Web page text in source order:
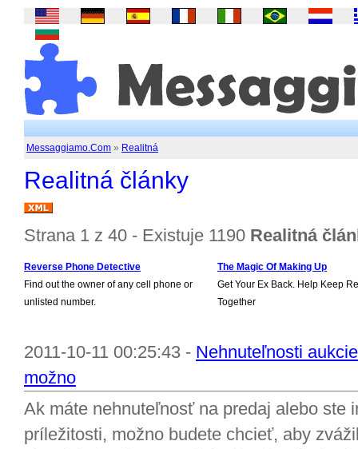
Messaggiamo.Com » Realitná
Realitná články
Strana 1 z 40 - Existuje 1190 Realitná
Reverse Phone Detective
Find out the owner of any cell phone or
unlisted number.
The Magic Of Making Up
Get Your Ex Back. Help Keep
Together
2011-10-11 00:25:43 - Nehnuteľnosti
možno
Ak máte nehnuteľnosť na predaj alebo ste
príležitosti, možno budete chcieť, aby